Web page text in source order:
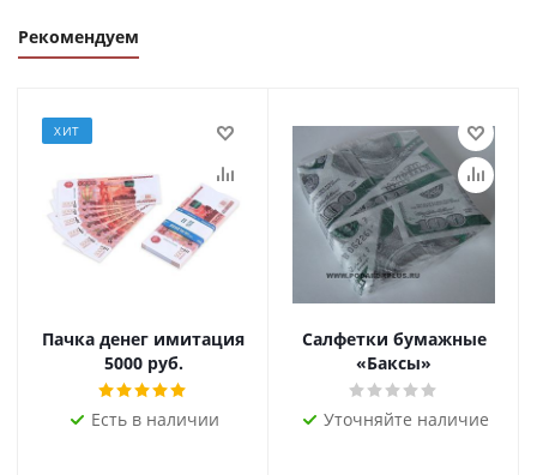
Рекомендуем
ХИТ
Пачка денег имитация
5000 руб.
Есть в наличии
Салфетки бумажные
«Баксы»
Уточняйте наличие